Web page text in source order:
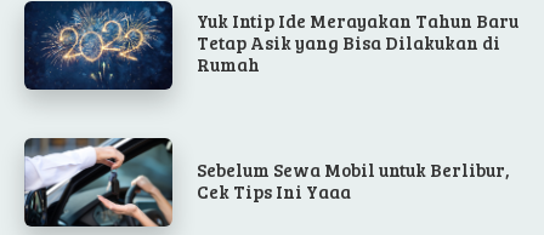
Yuk Intip Ide Merayakan Tahun Baru
Tetap Asik yang Bisa Dilakukan di
Rumah
Sebelum Sewa Mobil untuk Berlibur,
Cek Tips Ini Yaaa